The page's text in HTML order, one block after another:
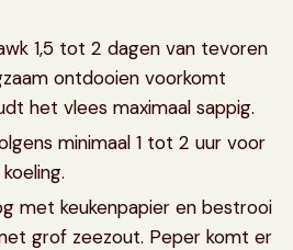
1,5 tot 2 dagen van tevoren
ontdooien voorkomt
het vlees maximaal sappig.
minimaal 1 tot 2 uur voor
met keukenpapier en bestrooi
grof zeezout. Peper komt er